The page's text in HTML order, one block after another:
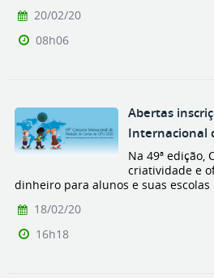
20/02/20
08h06
Abertas
Internacional
Na 49ª edição,
criatividade e
dinheiro para alunos e suas escolas
18/02/20
16h18